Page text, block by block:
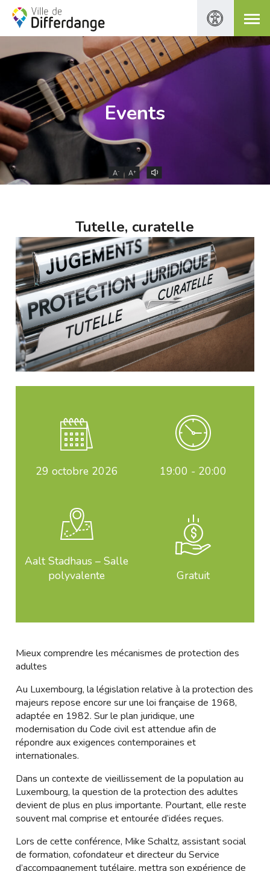
Events
A- A+
Tutelle, curatelle
29 octobre 2026 19:00 - 20:00
Aalt Stadhaus – Salle
polyvalente
Gratuit
Mieux comprendre les mécanismes de protection des
adultes
Au Luxembourg, la législation relative à la protection des
majeurs repose encore sur une loi française de 1968,
adaptée en 1982. Sur le plan juridique, une
modernisation du Code civil est attendue afin de
répondre aux exigences contemporaines et
internationales.
Dans un contexte de vieillissement de la population au
Luxembourg, la question de la protection des adultes
devient de plus en plus importante. Pourtant, elle reste
souvent mal comprise et entourée d’idées reçues.
Lors de cette conférence, Mike Schaltz, assistant social
de formation, cofondateur et directeur du Service
d’accompagnement tutélaire, mettra son expérience de